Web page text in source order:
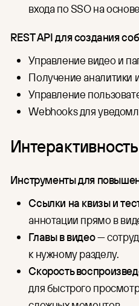
входа по SSO на
REST API для создания
Управление видео и
Получение аналитики
Управление
Webhooks для
Инструменты для
Ссылки на квизы и
аннотации прямо в
Главы в видео—
к нужному разделу.
Скорость
для быстрого